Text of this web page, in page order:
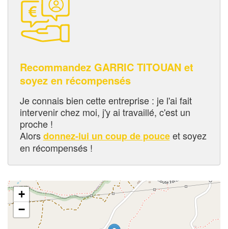
Recommandez GARRIC TITOUAN et
soyez en récompensés
Je connais bien cette entreprise : je l'ai fait
intervenir chez moi, j'y ai travaillé, c'est un
proche !
Alorsdonnez-lui un coup de pouceet soyez
en récompensés !
+
−